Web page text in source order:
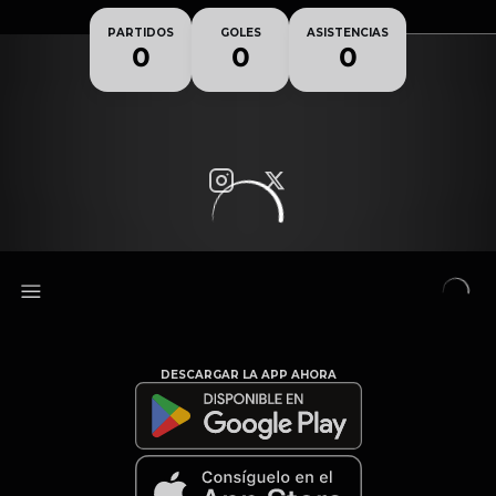
Nacionalidad
PARTIDOS
0
GOLES
0
ASISTENCIAS
0
DESCARGAR LA APP AHORA